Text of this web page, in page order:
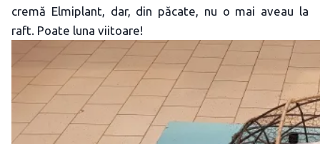
cremă Elmiplant, dar, din păcate, nu o mai aveau la
raft. Poate luna viitoare!